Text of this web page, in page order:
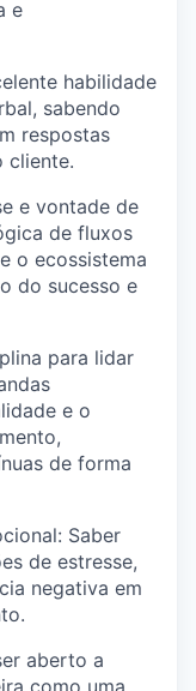
e
habilidade
sabendo
respostas
cliente.
e vontade de
de fluxos
o ecossistema
do sucesso e
para lidar
e o
de forma
Saber
de estresse,
negativa em
aberto a
como uma